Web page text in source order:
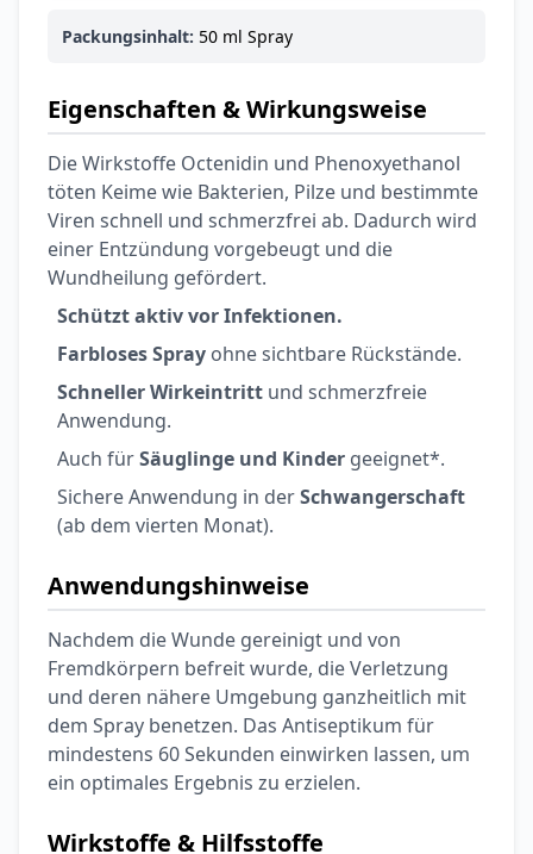
Packungsinhalt: 50 ml Spray
Eigenschaften & Wirkungsweise
Die Wirkstoffe Octenidin und Phenoxyethanol
töten Keime wie Bakterien, Pilze und bestimmte
Viren schnell und schmerzfrei ab. Dadurch wird
einer Entzündung vorgebeugt und die
Wundheilung gefördert.
Schützt aktiv vor Infektionen.
Farbloses Spray ohne sichtbare Rückstände.
Schneller Wirkeintritt und schmerzfreie
Anwendung.
Auch fürSäuglinge und Kinder geeignet*.
Sichere Anwendung in derSchwangerschaft
(ab dem vierten Monat).
Anwendungshinweise
Nachdem die Wunde gereinigt und von
Fremdkörpern befreit wurde, die Verletzung
und deren nähere Umgebung ganzheitlich mit
dem Spray benetzen. Das Antiseptikum für
mindestens 60 Sekunden einwirken lassen, um
ein optimales Ergebnis zu erzielen.
Wirkstoffe & Hilfsstoffe